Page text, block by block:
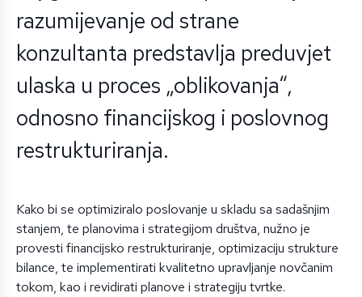
razumijevanje od strane
konzultanta predstavlja preduvjet
ulaska u proces „oblikovanja“,
odnosno financijskog i poslovnog
restrukturiranja.
Kako bi se optimiziralo poslovanje u skladu sa sadašnjim
stanjem, te planovima i strategijom društva, nužno je
provesti financijsko restrukturiranje, optimizaciju strukture
bilance, te implementirati kvalitetno upravljanje novčanim
tokom, kao i revidirati planove i strategiju tvrtke.